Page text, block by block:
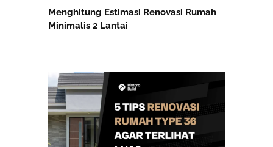
Menghitung Estimasi Renovasi Rumah
Minimalis 2 Lantai